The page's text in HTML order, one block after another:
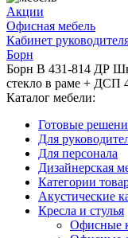
Акции
Офисная мебель
Кабинет
Борн
Борн B 431-814 ДР
стекло в раме + ДСП
Каталог мебели:
Готовые
Для
Для персонала
Дизайнерская
Категории
Акустические
Кресла и стулья
Офисные